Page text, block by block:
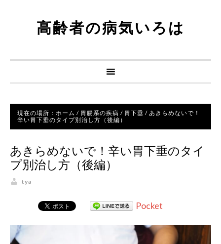
高齢者の病気いろは
現在の場所： ホーム / 胃腸系の疾病 / 胃下垂 / あきらめないで！
辛い胃下垂のタイプ別治し方（後編）
あきらめないで！辛い胃下垂のタイ
プ別治し方（後編）
tya
Pocket